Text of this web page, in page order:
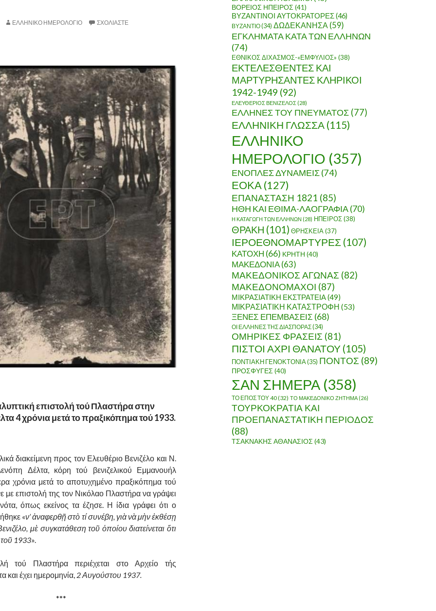
ΕΛΛΗΝΙΚΟ ΗΜΕΡΟΛΟΓΙΟ ΣΧΟΛΙΆΣΤΕ
επιστολή τού Πλαστήρα στην
4 χρόνια μετά το πραξικόπημα τού 1933.
διακείμενη προς τον Ελευθέριο Βενιζέλο και Ν.
Δέλτα, κόρη τού βενιζελικού Εμμανουήλ
χρόνια μετά το αποτυχημένο πραξικόπημα τού
με επιστολή της τον Νικόλαο Πλαστήρα να γράψει
όπως εκείνος τα έζησε. Η ίδια γράφει ότι ο
«ν’ ἀναφερθῇ στὸ τί συνέβη, γιὰ νὰ μὴν ἐκθέσῃ
μὲ συγκατάθεση τοῦ ὁποίου διατείνεται ὅτι
1933».
τού Πλαστήρα περιέχεται στο Αρχείο τής
και έχει ημερομηνία, 2 Αυγούστου 1937.
***
ΒΟΡΕΙΟΣ ΗΠΕΙΡΟΣ (41)
ΒΥΖΑΝΤΙΝΟΙ ΑΥΤΟΚΡΑΤΟΡΕΣ(46)
ΒΥΖΑΝΤΙΟ(34) ΔΩΔΕΚΑΝΗΣΑ (59)
ΕΓΚΛΗΜΑΤΑ ΚΑΤΑ ΤΩΝ ΕΛΛΗΝΩΝ
(74)
ΕΘΝΙΚΟΣ ΔΙΧΑΣΜΟΣ-«ΕΜΦΥΛΙΟΣ» (38)
ΕΚΤΕΛΕΣΘΕΝΤΕΣ ΚΑΙ
ΜΑΡΤΥΡΗΣΑΝΤΕΣ ΚΛΗΡΙΚΟΙ
1942-1949 (92)
ΕΛΕΥΘΕΡΙΟΣ ΒΕΝΙΖΕΛΟΣ (28)
ΕΛΛΗΝΕΣ ΤΟΥ ΠΝΕΥΜΑΤΟΣ (77)
ΕΛΛΗΝΙΚΗ ΓΛΩΣΣΑ (115)
ΕΛΛΗΝΙΚΟ
ΗΜΕΡΟΛΟΓΙΟ (357)
ΕΝΟΠΛΕΣ ΔΥΝΑΜΕΙΣ(74)
ΕΟΚΑ (127)
ΕΠΑΝΑΣΤΑΣΗ 1821 (85)
ΗΘΗ ΚΑΙ ΕΘΙΜΑ-ΛΑΟΓΡΑΦΙΑ(70)
Η ΚΑΤΑΓΩΓΗ ΤΩΝ ΕΛΛΗΝΩΝ (28) ΗΠΕΙΡΟΣ(38)
ΘΡΑΚΗ (101) ΘΡΗΣΚΕΙΑ(37)
ΙΕΡΟΕΘΝΟΜΑΡΤΥΡΕΣ (107)
ΚΑΤΟΧΗ (66) ΚΡΗΤΗ (40)
ΜΑΚΕΔΟΝΙΑ(63)
ΜΑΚΕΔΟΝΙΚΟΣ ΑΓΩΝΑΣ (82)
ΜΑΚΕΔΟΝΟΜΑΧΟΙ (87)
ΜΙΚΡΑΣΙΑΤΙΚΗ ΕΚΣΤΡΑΤΕΙΑ(49)
ΜΙΚΡΑΣΙΑΤΙΚΗ ΚΑΤΑΣΤΡΟΦΗ (53)
ΞΕΝΕΣ ΕΠΕΜΒΑΣΕΙΣ (68)
ΟΙ ΕΛΛΗΝΕΣ ΤΗΣ ΔΙΑΣΠΟΡΑΣ(34)
ΟΜΗΡΙΚΕΣ ΦΡΑΣΕΙΣ (81)
ΠΙΣΤΟΙ ΑΧΡΙ ΘΑΝΑΤΟΥ (105)
ΠΟΝΤΙΑΚΗ ΓΕΝΟΚΤΟΝΙΑ(35) ΠΟΝΤΟΣ (89)
ΠΡΟΣΦΥΓΕΣ (40)
ΣΑΝ ΣΗΜΕΡΑ (358)
ΤΟ ΕΠΟΣ ΤΟΥ 40(32) ΤΟ ΜΑΚΕΔΟΝΙΚΟ ΖΗΤΗΜΑ (26)
ΤΟΥΡΚΟΚΡΑΤΙΑ ΚΑΙ
ΠΡΟΕΠΑΝΑΣΤΑΤΙΚΗ ΠΕΡΙΟΔΟΣ
(88)
ΤΣΑΚΝΑΚΗΣ ΑΘΑΝΑΣΙΟΣ (43)